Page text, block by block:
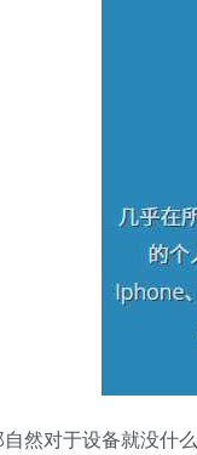
然对于设备就没什么